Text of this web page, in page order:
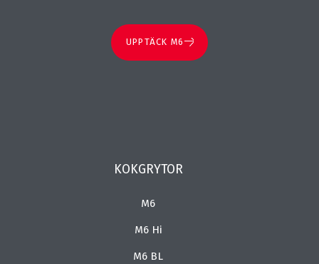
UPPTÄCK M6
KOKGRYTOR
M6
M6 Hi
M6 BL